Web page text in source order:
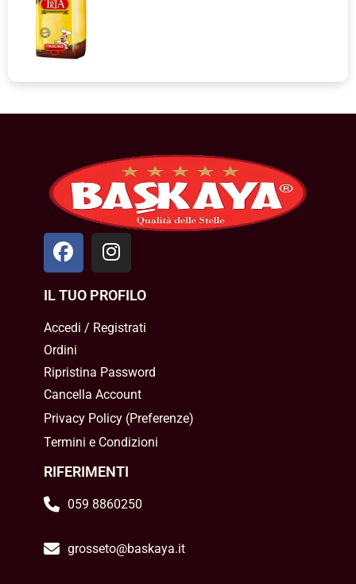
IL TUO PROFILO
Accedi / Registrati
Ordini
Ripristina Password
Cancella Account
Privacy Policy(Preferenze)
Termini e Condizioni
RIFERIMENTI
059 8860250
grosseto@baskaya.it